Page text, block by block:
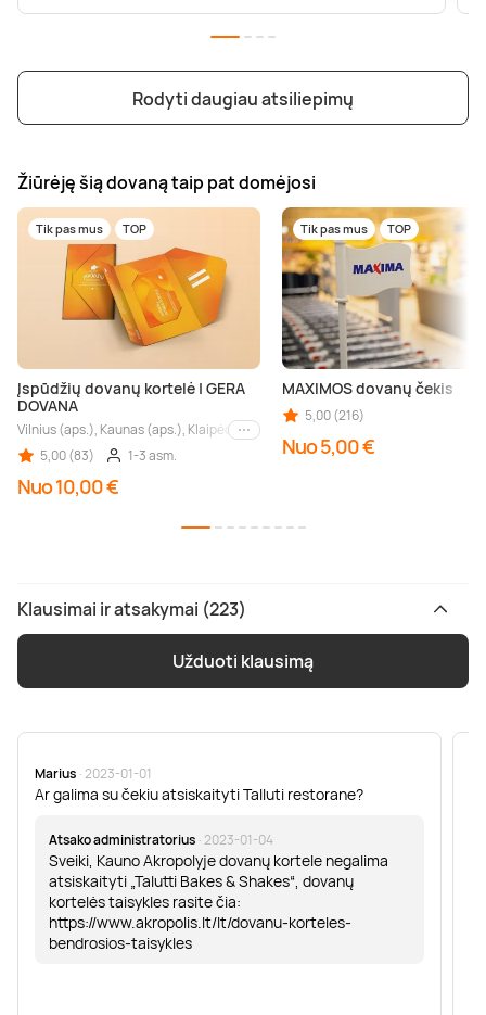
Rodyti daugiau atsiliepimų
Žiūrėję šią dovaną taip pat domėjosi
Tik pas mus TOP
Įspūdžių dovanų kortelė | GERA
DOVANA
Vilnius (aps.), Kaunas (aps.), Klaipėda (aps.), Palanga (aps.), Nida (aps.),
Kiti miestai
5,00 (83)
1-3 asm.
Nuo 10,00 €
Tik pas mus TOP
MAXIMOS dovanų čekis
5,00 (216)
Nuo 5,00 €
Klausimai ir atsakymai (223)
Užduoti klausimą
Marius · 2023-01-01
Ar galima su čekiu atsiskaityti Talluti restorane?
Atsako administratorius · 2023-01-04
Sveiki, Kauno Akropolyje dovanų kortele negalima
atsiskaityti „Talutti Bakes & Shakes“, dovanų
kortelės taisykles rasite čia:
https://www.akropolis.lt/lt/dovanu-korteles-
bendrosios-taisykles